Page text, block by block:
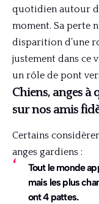
quotidien autour
moment. Sa perte
disparition d’une
justement dans ce
un rôle de pont
Chiens, anges
sur nos amis
Certains
anges gardiens :
Tout le monde
mais les plus
ont 4 pattes.